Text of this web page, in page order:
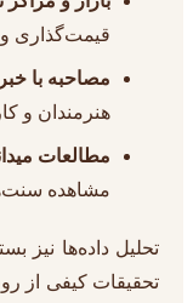
قیمت‌گذاری و
مصاحبه با
هنرمندان و
مطالعات
مشاهده
تحلیل داده‌ها نیز
تحقیقات کیفی از